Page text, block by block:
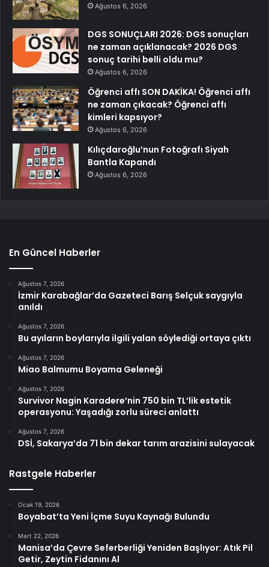
Ağustos 6, 2026
DGS SONUÇLARI 2026: DGS sonuçları
ne zaman açıklanacak? 2026 DGS
sonuç tarihi belli oldu mu?
Ağustos 6, 2026
Öğrenci affı SON DAKİKA! Öğrenci affı
ne zaman çıkacak? Öğrenci affı
kimleri kapsıyor?
Ağustos 6, 2026
Kılıçdaroğlu’nun Fotoğrafı Siyah
Bantla Kapandı
Ağustos 6, 2026
En Güncel Haberler
Ağustos 7, 2026
İzmir Karabağlar’da Gazeteci Barış Selçuk saygıyla
anıldı
Ağustos 7, 2026
Bu ayıların boylarıyla ilgili yalan söylediği ortaya çıktı
Ağustos 7, 2026
Miao Balmumu Boyama Geleneği
Ağustos 7, 2026
Survivor Nagin Karadere’nin 750 bin TL’lik estetik
operasyonu: Yaşadığı zorlu süreci anlattı
Ağustos 7, 2026
DSİ, Sakarya’da 71 bin dekar tarım arazisini sulayacak
Rastgele Haberler
Ocak 19, 2026
Boyabat’ta Yeni İçme Suyu Kaynağı Bulundu
Mart 22, 2026
Manisa’da Çevre Seferberliği Yeniden Başlıyor: Atık Pil
Getir, Zeytin Fidanını Al